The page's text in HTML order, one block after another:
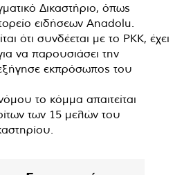
Δικαστήριο, όπως
ειδήσεων Anadolu.
ότι συνδέεται με το PKK, έχει
να παρουσιάσει την
εκπρόσωπος του
το κόμμα απαιτείται
των 15 μελών του